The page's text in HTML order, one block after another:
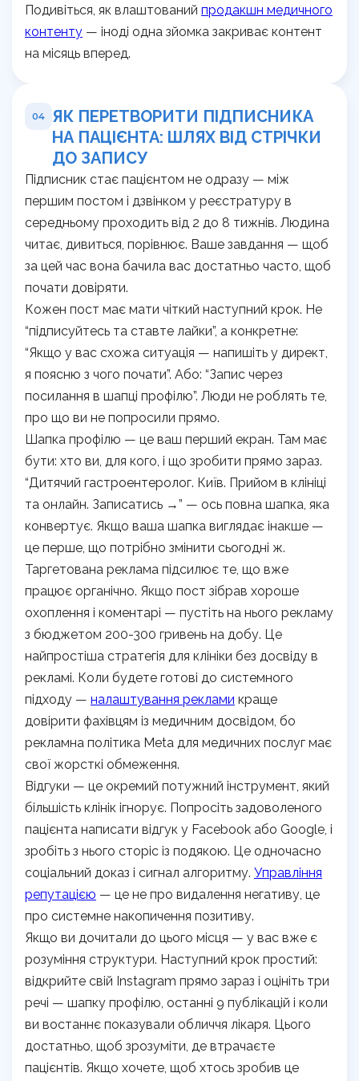
Подивіться, як влаштований продакшн медичного
контенту — іноді одна зйомка закриває контент
на місяць вперед.
04
ЯК ПЕРЕТВОРИТИ ПІДПИСНИКА
НА ПАЦІЄНТА: ШЛЯХ ВІД СТРІЧКИ
ДО ЗАПИСУ
Підписник стає пацієнтом не одразу — між
першим постом і дзвінком у реєстратуру в
середньому проходить від 2 до 8 тижнів. Людина
читає, дивиться, порівнює. Ваше завдання — щоб
за цей час вона бачила вас достатньо часто, щоб
почати довіряти.
Кожен пост має мати чіткий наступний крок. Не
“підписуйтесь та ставте лайки”, а конкретне:
“Якщо у вас схожа ситуація — напишіть у директ,
я поясню з чого почати”. Або: “Запис через
посилання в шапці профілю”. Люди не роблять те,
про що ви не попросили прямо.
Шапка профілю — це ваш перший екран. Там має
бути: хто ви, для кого, і що зробити прямо зараз.
“Дитячий гастроентеролог. Київ. Прийом в клініці
та онлайн. Записатись →” — ось повна шапка, яка
конвертує. Якщо ваша шапка виглядає інакше —
це перше, що потрібно змінити сьогодні ж.
Таргетована реклама підсилює те, що вже
працює органічно. Якщо пост зібрав хороше
охоплення і коментарі — пустіть на нього рекламу
з бюджетом 200-300 гривень на добу. Це
найпростіша стратегія для клініки без досвіду в
рекламі. Коли будете готові до системного
підходу — налаштування реклами краще
довірити фахівцям із медичним досвідом, бо
рекламна політика Meta для медичних послуг має
свої жорсткі обмеження.
Відгуки — це окремий потужний інструмент, який
більшість клінік ігнорує. Попросіть задоволеного
пацієнта написати відгук у Facebook або Google, і
зробіть з нього сторіс із подякою. Це одночасно
соціальний доказ і сигнал алгоритму. Управління
репутацією — це не про видалення негативу, це
про системне накопичення позитиву.
Якщо ви дочитали до цього місця — у вас вже є
розуміння структури. Наступний крок простий:
відкрийте свій Instagram прямо зараз і оцініть три
речі — шапку профілю, останні 9 публікацій і коли
ви востаннє показували обличчя лікаря. Цього
достатньо, щоб зрозуміти, де втрачаєте
пацієнтів. Якщо хочете, щоб хтось зробив це